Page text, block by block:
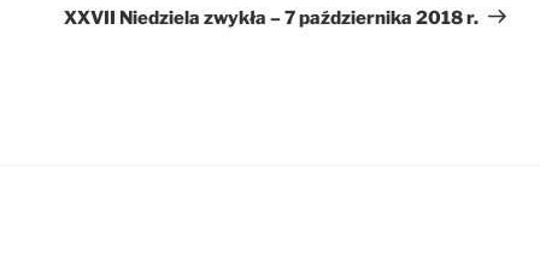
wpis
XXVII Niedziela zwykła – 7 października 2018 r.